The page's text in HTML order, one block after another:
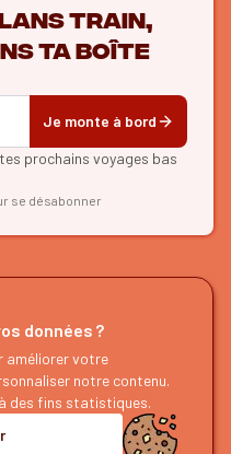
train,
ta boîte
Je monte à bord
prochains voyages bas
se désabonner
EXPLORER
Recherche d'itinéraires
Nos guides
Notre blog
données ?
améliorer votre
notre contenu.
des fins statistiques.